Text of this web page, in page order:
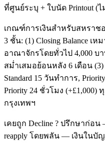
ที่ศูนย์ระบุ + ใบนัด Printout (
เกณฑ์การเงินสำหรับสหราช
3 ชั้น: (1) Closing Balance
อาณาจักรโดยทั่วไป 4,000 บ
สม่ำเสมอย้อนหลัง 6 เดือน
Standard 15 วันทำการ,
Priority 24 ชั่วโมง (+£1,000)
กรุงเทพฯ
เคยถูก Decline ? ปรึกษาก่อ
reapply โดยพลัน — เงินใน